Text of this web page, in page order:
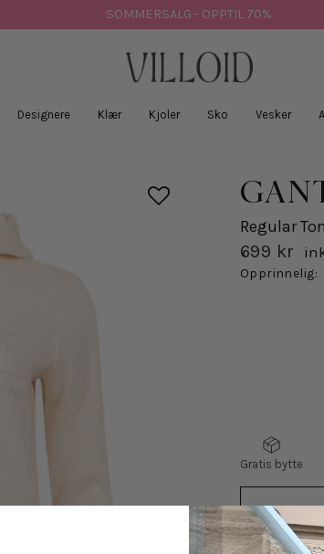
SOMMERSALG - OPPTIL 70%
Designere Klær Kjoler Sko Vesker
Regular
699 kr
Opprinnelig:
Salgspris
Gratis bytte